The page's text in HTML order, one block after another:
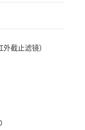
截止滤镜）